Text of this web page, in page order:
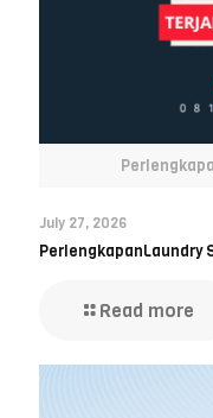
July 27, 2026
PerlengkapanLaundry
Read more